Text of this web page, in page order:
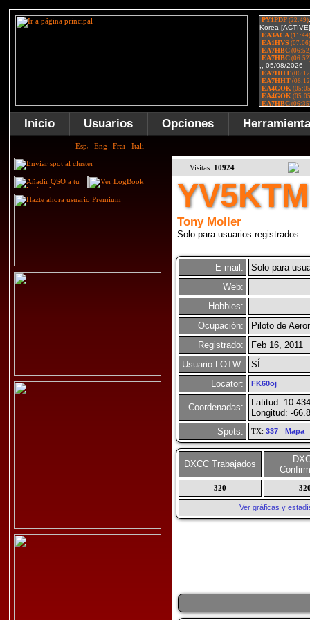
Inicio Usuarios Opciones
Visitas: 10924
YV5KTM
Tony Moller
Solo para usuarios registrados
E-mail:
Solo para
Web:
Hobbies:
Ocupación:
Piloto de
Registrado:
Feb 16, 2011
Usuario LOTW:
SÍ
Locator:
FK60oj
Coordenadas:
Latitud:
Longitud: -
Spots:
TX: 337- Mapa
DXCC Trabajados
320
Ver gráficas y